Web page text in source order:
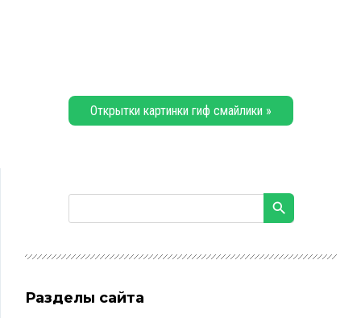
Открытки картинки гиф смайлики »
Разделы сайта